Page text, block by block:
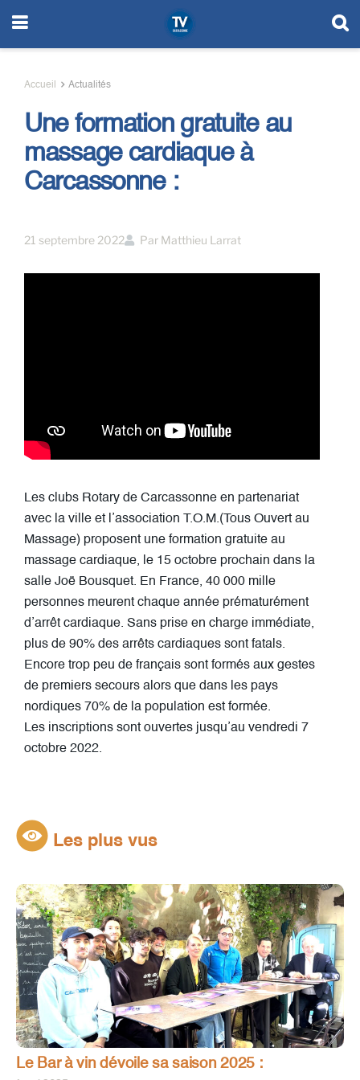
Accueil Actualités
Une formation gratuite au
massage cardiaque à
Carcassonne :
21 septembre 2022 Par Matthieu Larrat
Les clubs Rotary de Carcassonne en partenariat
avec la ville et l’association T.O.M.(Tous Ouvert au
Massage) proposent une formation gratuite au
massage cardiaque, le 15 octobre prochain dans la
salle Joë Bousquet. En France, 40 000 mille
personnes meurent chaque année prématurément
d’arrêt cardiaque. Sans prise en charge immédiate,
plus de 90% des arrêts cardiaques sont fatals.
Encore trop peu de français sont formés aux gestes
de premiers secours alors que dans les pays
nordiques 70% de la population est formée.
Les inscriptions sont ouvertes jusqu’au vendredi 7
octobre 2022.
Les plus vus
Le Bar à vin dévoile sa saison 2025 :